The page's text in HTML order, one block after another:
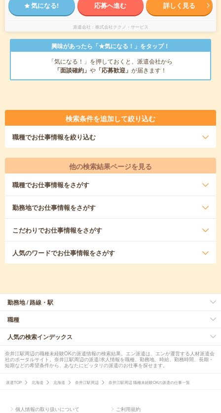
気になる! 応募へ進む 詳しく見る
派遣会社 株式会社テクノ・サービス
興味があったら「★気になる！」をタップ！
「気になる！」を押しておくと、派遣会社から
「面談確約」 や 「応募歓迎」 が届きます！
検索条件を追加して絞り込む
職種でお仕事情報を絞り込む
他の検索結果ページを見る
職種でお仕事情報をさがす
勤務地でお仕事情報をさがす
こだわりでお仕事情報をさがす
人気のワードでお仕事情報をさがす
勤務地 / 路線・駅
職種
人気の検索インデックス
奈井江駅周辺の職種未経験OKの派遣情報の検索結果。エン派遣は、エンが運営する人材派遣会
社のポータルサイト。奈井江駅周辺の派遣/求人情報を職種、勤務地、時給、勤務時間、長期・
短期などの希望条件から、あなたにピッタリの派遣のお仕事を探せます。
派遣TOP 北海道 北海道 奈井江駅周辺 奈井江駅周辺 職種未経験OKの派遣の仕事一覧
個人情報の取り扱いについて ご利用規約